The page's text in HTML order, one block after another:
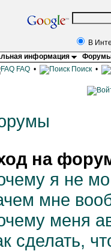
В
информация
FAQ• Поиск•
на
я не
мне
меня
сделать,